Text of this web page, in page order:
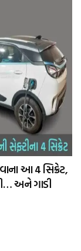
આ 4 સિક્રેટ,
અને ગાડી